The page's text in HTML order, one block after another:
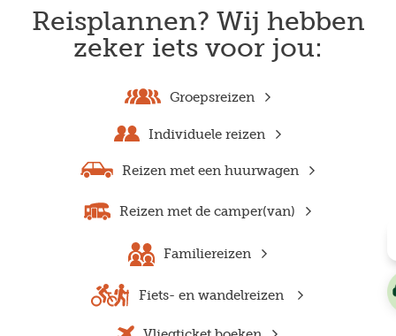
Reisplannen? Wij hebben
zeker iets voor jou:
Groepsreizen
Individuele reizen
Reizen met een huurwagen
Reizen met de camper(van)
Familiereizen
Fiets- en wandelreizen